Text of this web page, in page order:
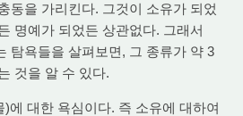
동을 가리킨다. 그것이 소유가 되었
명예가 되었든 상관없다. 그래서
탐욕들을 살펴보면, 그 종류가 약 3
것을 알 수 있다.
)에 대한 욕심이다. 즉 소유에 대하여